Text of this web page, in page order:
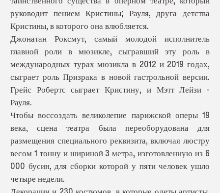
руководит пением Кристины; Рауля, друга детства
Кристины, в которого она влюбляется.
Джонатан Роксмут, самый молодой исполнитель
главной роли в мюзикле, сыгравший эту роль в
международных турах мюзикла в 2012 и 2019 годах,
сыграет роль Призрака в новой гастрольной версии.
Грейс Робертс сыграет Кристину, и Мэтт Лейзи -
Рауля.
Чтобы воссоздать великолепие парижской оперы 19
века, сцена театра была переоборудована для
размещения специального реквизита, включая люстру
весом 1 тонну и шириной 3 метра, изготовленную из 6
000 бусин, для сборки которой у пяти человек ушло
четыре недели.